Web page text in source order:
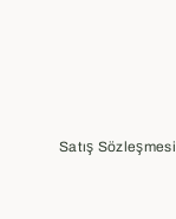
Satış Sözleşmesi